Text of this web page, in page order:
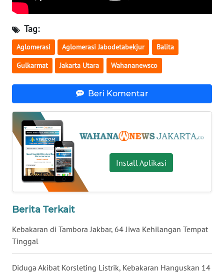
Tag:
Aglomerasi Aglomerasi Jabodetabekjur Balita
Gulkarmat Jakarta Utara Wahananewsco
Beri Komentar
Install Aplikasi
Berita Terkait
Kebakaran di Tambora Jakbar, 64 Jiwa Kehilangan Tempat
Tinggal
Diduga Akibat Korsleting Listrik, Kebakaran Hanguskan 14
NUSANTARA
WN
JOGJA
JATIM
WN
BALI
WN
KALBAR
WN
WN
KALTARA